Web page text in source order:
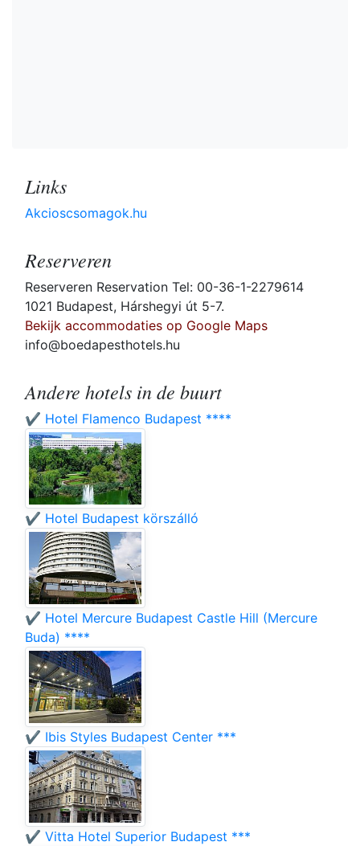
Links
Akcioscsomagok.hu
Reserveren
Reserveren Reservation Tel: 00-36-1-2279614
1021 Budapest, Hárshegyi út 5-7.
Bekijk accommodaties op Google Maps
info@boedapesthotels.hu
Andere hotels in de buurt
✔️ Hotel Flamenco Budapest ****
✔️ Hotel Budapest körszálló
✔️ Hotel Mercure Budapest Castle Hill (Mercure
Buda) ****
✔️ Ibis Styles Budapest Center ***
✔️ Vitta Hotel Superior Budapest ***